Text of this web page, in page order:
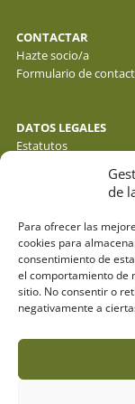
de
Para ofrecer las
cookies para
consentimiento de
el comportamiento de
sitio. No consentir o
negativamente a
CONTACTAR
Hazte socio/a
Formulario de
DATOS LEGALES
Estatutos
Política de cookies